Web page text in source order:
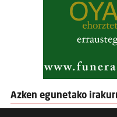
Azken egunetako